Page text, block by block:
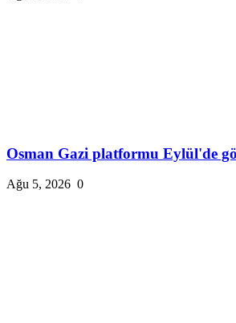
Osman Gazi platformu Eylül'de
Ağu 5, 2026 0